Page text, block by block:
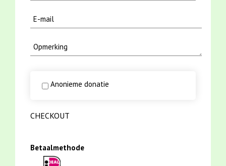
Anonieme donatie
CHECKOUT
Betaalmethode